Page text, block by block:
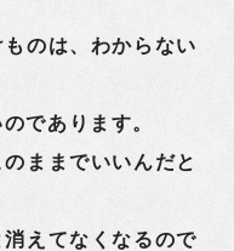
のは、わからない
であります。
ままでいいんだと
えてなくなるので